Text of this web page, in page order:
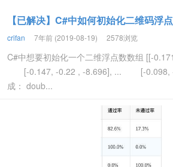
【已解决】C#中如何初始化二维码浮
crifan 7年前 (2019-08-19) 2578浏览
C#中想要初始化一个二维浮点数数组 [[-
[-0.147, -0.22 , -8.696], ... [-0.098, -
成： doub...